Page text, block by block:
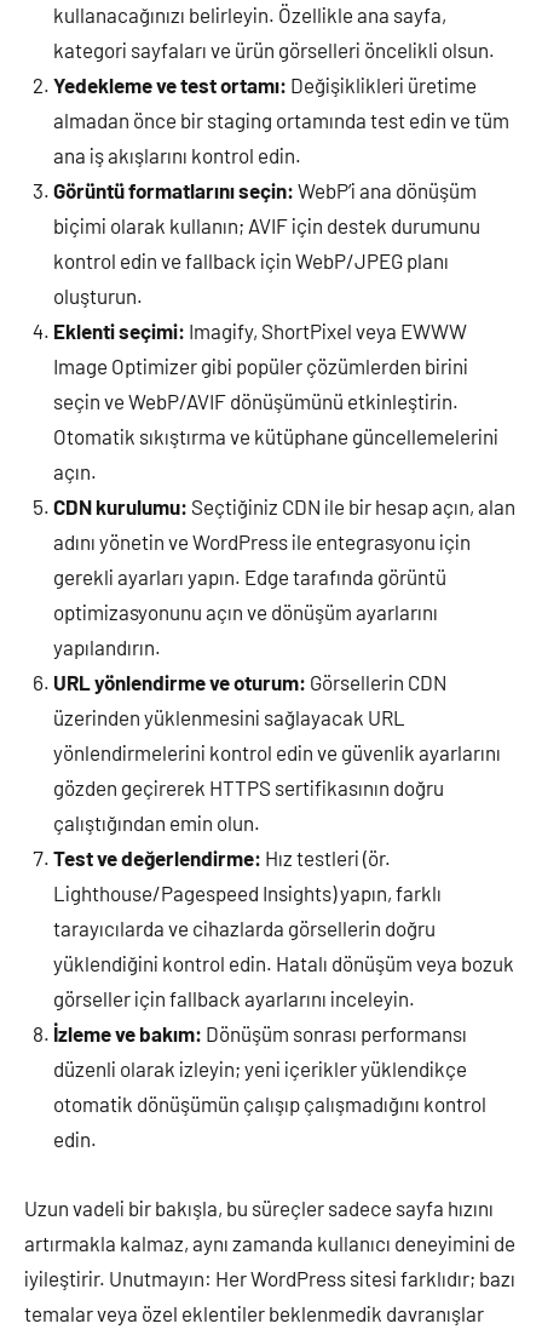
kullanacağınızı belirleyin. Özellikle ana sayfa,
kategori sayfaları ve ürün görselleri öncelikli olsun.
Yedekleme ve test ortamı: Değişiklikleri üretime
almadan önce bir staging ortamında test edin ve tüm
ana iş akışlarını kontrol edin.
Görüntü formatlarını seçin: WebP’i ana dönüşüm
biçimi olarak kullanın; AVIF için destek durumunu
kontrol edin ve fallback için WebP/JPEG planı
oluşturun.
Eklenti seçimi: Imagify, ShortPixel veya EWWW
Image Optimizer gibi popüler çözümlerden birini
seçin ve WebP/AVIF dönüşümünü etkinleştirin.
Otomatik sıkıştırma ve kütüphane güncellemelerini
açın.
CDN kurulumu: Seçtiğiniz CDN ile bir hesap açın, alan
adını yönetin ve WordPress ile entegrasyonu için
gerekli ayarları yapın. Edge tarafında görüntü
optimizasyonunu açın ve dönüşüm ayarlarını
yapılandırın.
URL yönlendirme ve oturum: Görsellerin CDN
üzerinden yüklenmesini sağlayacak URL
yönlendirmelerini kontrol edin ve güvenlik ayarlarını
gözden geçirerek HTTPS sertifikasının doğru
çalıştığından emin olun.
Test ve değerlendirme: Hız testleri (ör.
Lighthouse/Pagespeed Insights) yapın, farklı
tarayıcılarda ve cihazlarda görsellerin doğru
yüklendiğini kontrol edin. Hatalı dönüşüm veya bozuk
görseller için fallback ayarlarını inceleyin.
İzleme ve bakım: Dönüşüm sonrası performansı
düzenli olarak izleyin; yeni içerikler yüklendikçe
otomatik dönüşümün çalışıp çalışmadığını kontrol
edin.
Uzun vadeli bir bakışla, bu süreçler sadece sayfa hızını
artırmakla kalmaz, aynı zamanda kullanıcı deneyimini de
iyileştirir. Unutmayın: Her WordPress sitesi farklıdır; bazı
temalar veya özel eklentiler beklenmedik davranışlar